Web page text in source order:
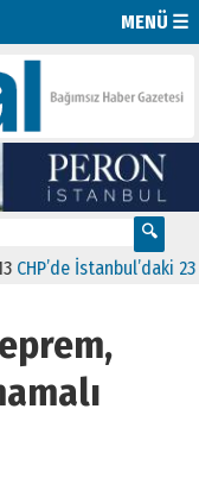
MENÜ ☰
İstanbul’daki 23